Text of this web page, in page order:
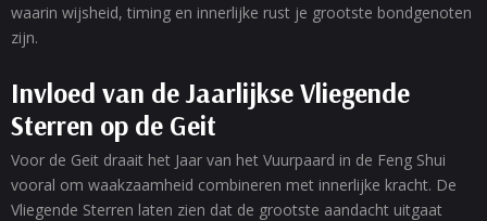
waarin wijsheid, timing en innerlijke rust je grootste bondgenoten
zijn.
Invloed van de Jaarlijkse Vliegende
Sterren op de Geit
Voor de Geit draait het Jaar van het Vuurpaard in de Feng Shui
vooral om waakzaamheid combineren met innerlijke kracht. De
Vliegende Sterren laten zien dat de grootste aandacht uitgaat